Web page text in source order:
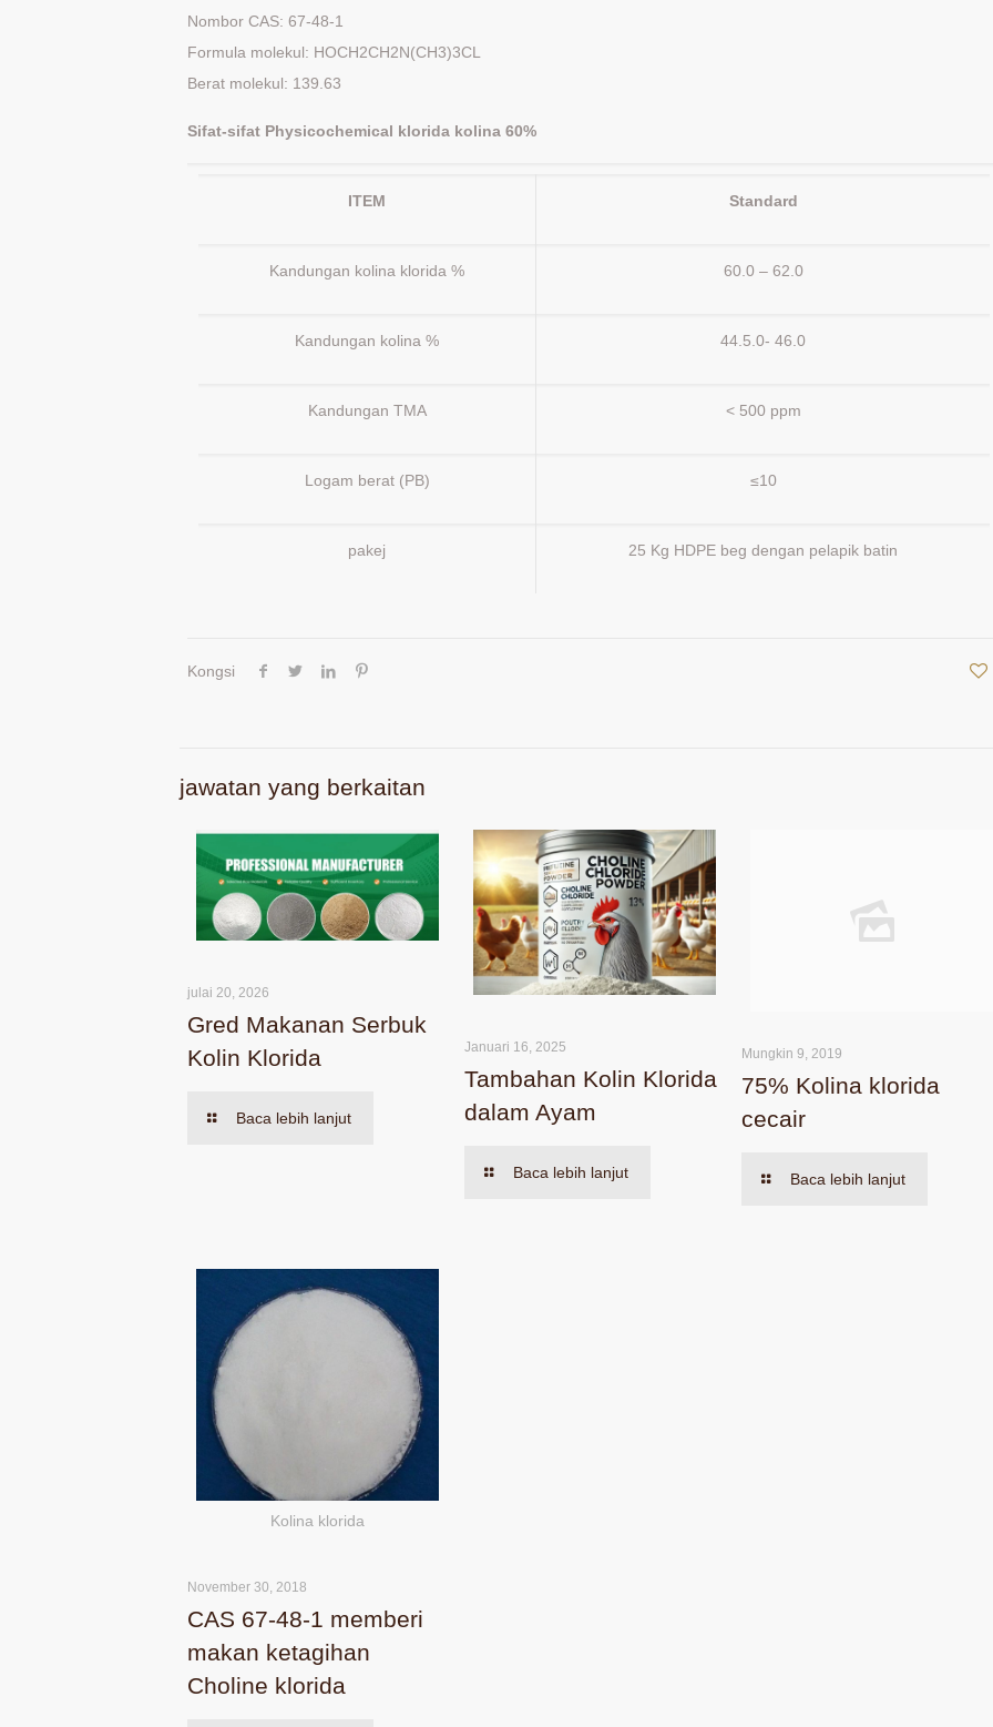
Nombor CAS: 67-48-1
Formula molekul: HOCH2CH2N(CH3)3CL
Berat molekul: 139.63
Sifat-sifat Physicochemical klorida kolina 60%
ITEM Standard
Kandungan kolina klorida % 60.0 – 62.0
Kandungan kolina % 44.5.0- 46.0
Kandungan TMA < 500 ppm
Logam berat (PB) ≤10
pakej 25 Kg HDPE beg dengan pelapik batin
Kongsi
jawatan yang berkaitan
julai 20, 2026
Gred Makanan Serbuk
Kolin Klorida
Baca lebih lanjut
Januari 16, 2025
Tambahan Kolin Klorida
dalam Ayam
Baca lebih lanjut
Mungkin 9, 2019
75% Kolina klorida
cecair
Baca lebih lanjut
Kolina klorida
November 30, 2018
CAS 67-48-1 memberi
makan ketagihan
Choline klorida